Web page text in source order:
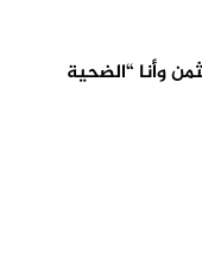
وأنا “الضحية